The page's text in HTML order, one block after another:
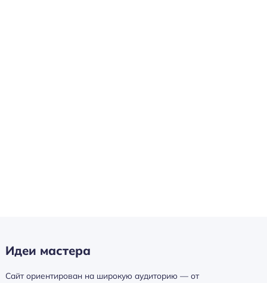
Идеи мастера
Сайт ориентирован на широкую аудиторию — от